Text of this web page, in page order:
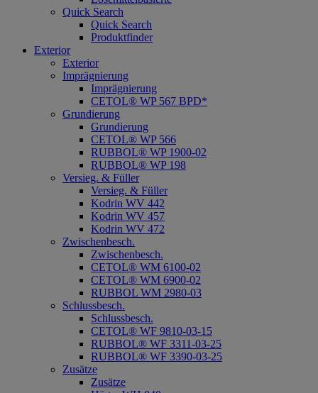
Quick Search
Quick Search
Produktfinder
Exterior
Exterior
Imprägnierung
Imprägnierung
CETOL® WP 567 BPD*
Grundierung
Grundierung
CETOL® WP 566
RUBBOL® WP 1900-02
RUBBOL® WP 198
Versieg. & Füller
Versieg. & Füller
Kodrin WV 442
Kodrin WV 457
Kodrin WV 472
Zwischenbesch.
Zwischenbesch.
CETOL® WM 6100-02
CETOL® WM 6900-02
RUBBOL WM 2980-03
Schlussbesch.
Schlussbesch.
CETOL® WF 9810-03-15
RUBBOL® WF 3311-03-25
RUBBOL® WF 3390-03-25
Zusätze
Zusätze